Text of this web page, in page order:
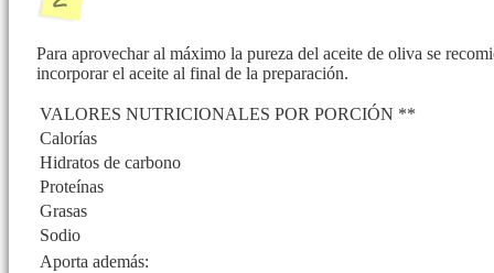
Para aprovechar al máximo la pureza del aceite de oliva se
incorporar el aceite al final de la preparación.
VALORES NUTRICIONALES POR PORCIÓN **
Calorías
Hidratos de carbono
Proteínas
Grasas
Sodio
Aporta además: